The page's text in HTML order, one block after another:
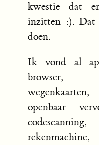
kwestie dat
inzitten :).
doen.
Ik vond al
browser,
openbaar